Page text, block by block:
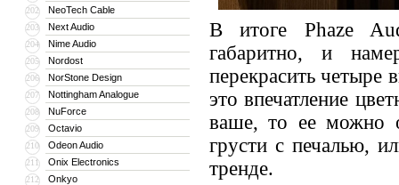
202 NeoTech Cable
203 Next Audio
204 Nime Audio
205 Nordost
206 NorStone Design
207 Nottingham Analogue
208 NuForce
209 Octavio
210 Odeon Audio
211 Onix Electronics
212 Onkyo
В итоге Phaze
габаритно, и
перекрасить четыре
это впечатление
ваше, то ее можно
грусти с печалью,
тренде.